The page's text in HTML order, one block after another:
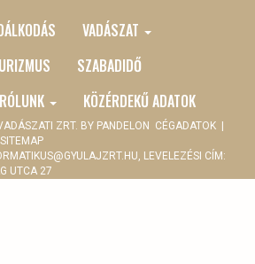
VADÁSZAT
SZABADIDŐ
RÓLUNK KÖZÉRDEKŰ ADATOK
ZRT. BY PANDELON CÉGADATOK
SITEMAP
, LEVELEZÉSI CÍM:
UTCA 27